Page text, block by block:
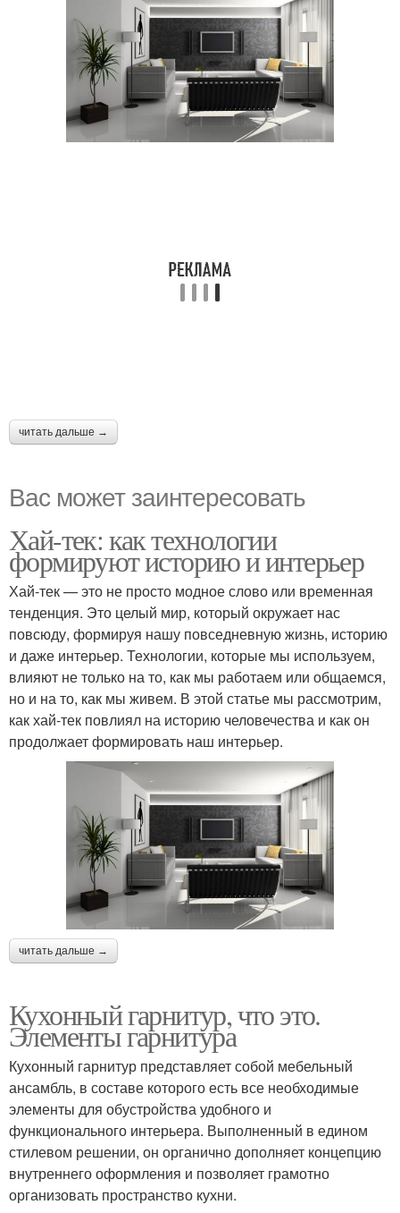
читать дальше →
Вас может заинтересовать
Хай-тек: как технологии
формируют историю и интерьер
Хай-тек — это не просто модное слово или временная
тенденция. Это целый мир, который окружает нас
повсюду, формируя нашу повседневную жизнь, историю
и даже интерьер. Технологии, которые мы используем,
влияют не только на то, как мы работаем или общаемся,
но и на то, как мы живем. В этой статье мы рассмотрим,
как хай-тек повлиял на историю человечества и как он
продолжает формировать наш интерьер.
читать дальше →
Кухонный гарнитур, что это.
Элементы гарнитура
Кухонный гарнитур представляет собой мебельный
ансамбль, в составе которого есть все необходимые
элементы для обустройства удобного и
функционального интерьера. Выполненный в едином
стилевом решении, он органично дополняет концепцию
внутреннего оформления и позволяет грамотно
организовать пространство кухни.